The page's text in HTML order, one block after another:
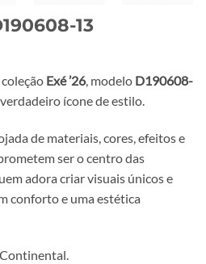
13
Exé ’26, modelo D190608-
ícone de estilo.
de materiais, cores, efeitos e
ser o centro das
adora criar visuais únicos e
conforto e uma estética